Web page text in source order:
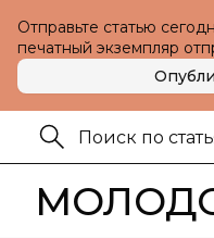
Отправьте статью
печатный экземпляр